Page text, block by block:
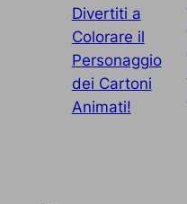
Divertiti a
Colorare il
Personaggio
dei Cartoni
Animati!